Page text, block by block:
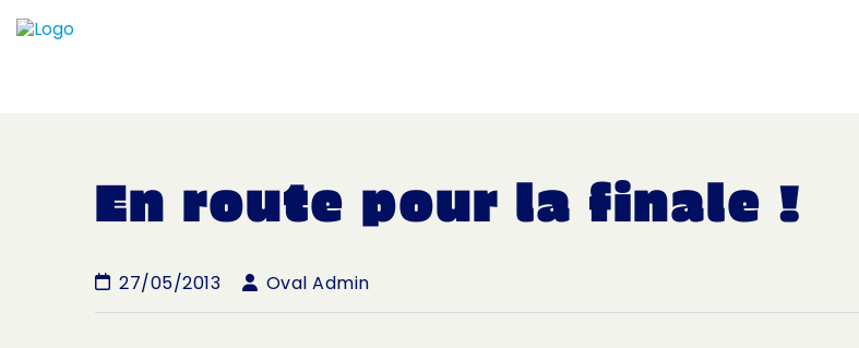
En route pour la finale !
27/05/2013 Oval Admin